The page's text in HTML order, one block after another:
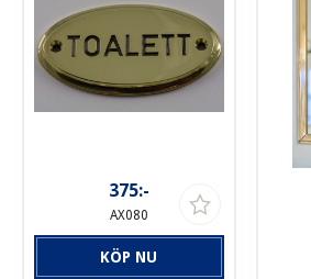
375:-
AX080
KÖP NU